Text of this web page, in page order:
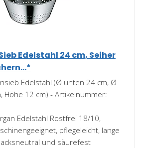
Edelstahl 24 cm, Seiher
Edelstahl (Ø unten 24 cm, Ø
Höhe 12 cm) - Artikelnummer:
Edelstahl Rostfrei 18/10,
pflegeleicht, lange
und säurefest